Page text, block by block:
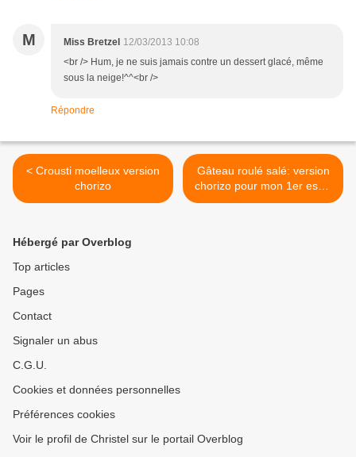
M Miss Bretzel 12/03/2013 10:08
<br /> Hum, je ne suis jamais contre un dessert glacé, même
sous la neige!^^<br />
Répondre
< Crousti moelleux version
chorizo
Gâteau roulé salé: version
chorizo pour mon 1er essai
>
Hébergé par Overblog
Top articles
Pages
Contact
Signaler un abus
C.G.U.
Cookies et données personnelles
Préférences cookies
Voir le profil de Christel sur le portail Overblog